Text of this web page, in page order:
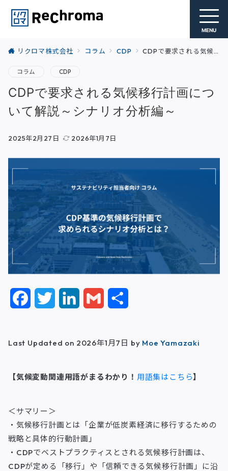
MENU
リクロマ株式会社 コラム CDP CDPで要求される気候移行計画について解説～シナリオ分析編～
コラム CDP
CDPで要求される気候移行計画につ
いて解説～シナリオ分析編～
2025年2月27日 2026年1月7日
c
b
o
k
t
r
n
e
n
a
l
Last Updated on 2026年1月7日 by Moe Yamazaki
【気候変動関連用語がまるわかり！ 用語集はこちら】
＜サマリー＞
・気候移行計画とは「企業が低炭素経済に移行するための
戦略と具体的行動計画」
・CDPでベストプラクティスとされる気候移行計画は、
CDPが定める「移行」や「信頼できる気候移行計画」に沿